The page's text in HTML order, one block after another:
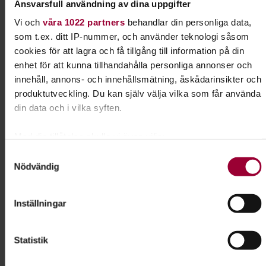
Ansvarsfull användning av dina uppgifter
Vi och våra 1022 partnersbehandlar din personliga data,
som t.ex. ditt IP-nummer, och använder teknologi såsom
cookies för att lagra och få tillgång till information på din
enhet för att kunna tillhandahålla personliga annonser och
innehåll, annons- och innehållsmätning, åskådarinsikter och
produktutveckling. Du kan själv välja vilka som får använda
din data och i vilka syften.
kan ha en noggrannhet på upp till flera meter
Ta reda på mer om hur dina personliga uppgifter behandlas
ändra eller dra tillbaka ditt samtycke när som helst från
Nödvändig
Inställningar
Statistik
Sanna Grewell
Folkbildningsutvecklare Djur
Skicka e-post
073-061 66 10
Visa mer
Nosarbete
fram. I Nose work får hunden använda en av sina